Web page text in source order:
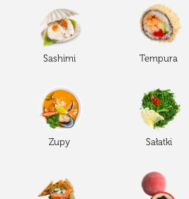
Sashimi Tempura
Zupy Sałatki